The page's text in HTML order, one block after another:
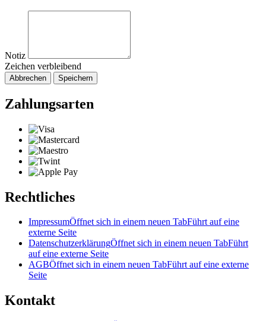
Notiz
Zeichen verbleibend
Abbrechen Speichern
Zahlungsarten
Rechtliches
ImpressumÖffnet sich in einem neuen TabFührt auf eine
externe Seite
DatenschutzerklärungÖffnet sich in einem neuen TabFührt
auf eine externe Seite
AGBÖffnet sich in einem neuen TabFührt auf eine externe
Seite
Kontakt